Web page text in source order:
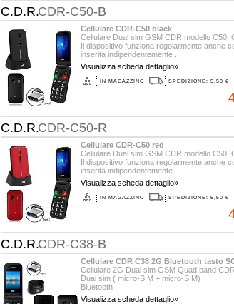
C.D.R.CDR-C50-B
Cellulare CDR-C50 black
Cellulare Dual sim GSM CDR modello C50.
Il dispositivo funziona regolarmente anche
inserita indipendentemente ...
Visualizza scheda dettaglio»
IN MAGAZZINO SPEDIZIONE: 5,50 €
C.D.R.CDR-C50-R
Cellulare CDR-C50 red
Cellulare Dual sim GSM CDR modello C50.
Il dispositivo funziona regolarmente anche
inserita indipendentemente ...
Visualizza scheda dettaglio»
IN MAGAZZINO SPEDIZIONE: 5,50 €
C.D.R.CDR-C38-B
Cellulare CDR C38 2G Bluetooth tasto
Cellulare 2G Dual sim GSM Quad band
Dual sim ( micro-SIM + micro-SIM)
Bluetooth
Grande schermo esterno da 1.77 pollici che
Visualizza scheda dettaglio»